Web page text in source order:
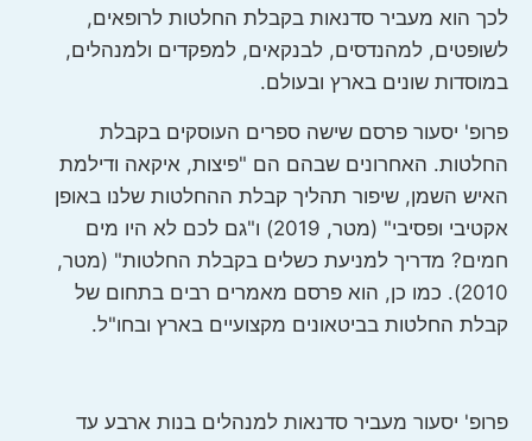
לכך הוא מעביר סדנאות בקבלת החלטות לרופאים,
לשופטים, למהנדסים, לבנקאים, למפקדים ולמנהלים,
במוסדות שונים בארץ ובעולם.
פרופ' יסעור פרסם שישה ספרים העוסקים בקבלת
החלטות. האחרונים שבהם הם "פיצות, איקאה ודילמת
האיש השמן, שיפור תהליך קבלת ההחלטות שלנו באופן
אקטיבי ופסיבי" (מטר, 2019) ו"גם לכם לא היו מים
חמים? מדריך למניעת כשלים בקבלת החלטות" (מטר,
2010). כמו כן, הוא פרסם מאמרים רבים בתחום של
קבלת החלטות בביטאונים מקצועיים בארץ ובחו"ל.
פרופ' יסעור מעביר סדנאות למנהלים בנות ארבע עד